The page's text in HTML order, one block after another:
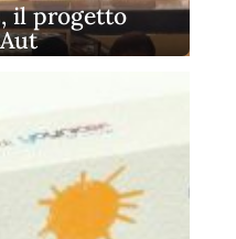
il progetto